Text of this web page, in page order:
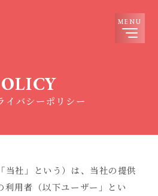
イバシーポリシー
当社」という）は、当社の提供
利用者（以下ユーザー」とい